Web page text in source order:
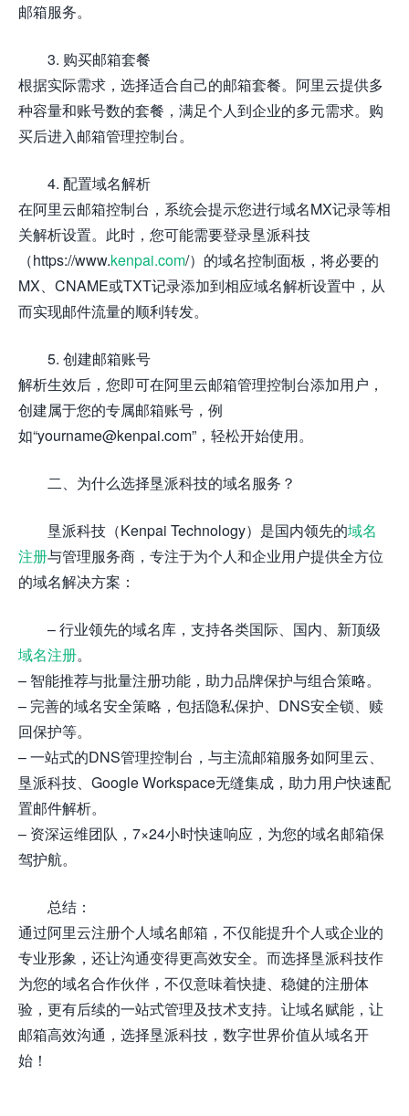
邮箱服务。
3. 购买邮箱套餐
根据实际需求，选择适合自己的邮箱套餐。阿里云提供多
种容量和账号数的套餐，满足个人到企业的多元需求。购
买后进入邮箱管理控制台。
4. 配置域名解析
在阿里云邮箱控制台，系统会提示您进行域名MX记录等相
关解析设置。此时，您可能需要登录垦派科技
（https://www.kenpai.com/）的域名控制面板，将必要的
MX、CNAME或TXT记录添加到相应域名解析设置中，从
而实现邮件流量的顺利转发。
5. 创建邮箱账号
解析生效后，您即可在阿里云邮箱管理控制台添加用户，
创建属于您的专属邮箱账号，例
如“yourname@kenpai.com”，轻松开始使用。
二、为什么选择垦派科技的域名服务？
垦派科技（Kenpai Technology）是国内领先的域名
注册与管理服务商，专注于为个人和企业用户提供全方位
的域名解决方案：
– 行业领先的域名库，支持各类国际、国内、新顶级
域名注册。
– 智能推荐与批量注册功能，助力品牌保护与组合策略。
– 完善的域名安全策略，包括隐私保护、DNS安全锁、赎
回保护等。
– 一站式的DNS管理控制台，与主流邮箱服务如阿里云、
垦派科技、Google Workspace无缝集成，助力用户快速配
置邮件解析。
– 资深运维团队，7×24小时快速响应，为您的域名邮箱保
驾护航。
总结：
通过阿里云注册个人域名邮箱，不仅能提升个人或企业的
专业形象，还让沟通变得更高效安全。而选择垦派科技作
为您的域名合作伙伴，不仅意味着快捷、稳健的注册体
验，更有后续的一站式管理及技术支持。让域名赋能，让
邮箱高效沟通，选择垦派科技，数字世界价值从域名开
始！